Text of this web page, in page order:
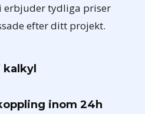
erbjuder tydliga priser
efter ditt projekt.
inom 24h